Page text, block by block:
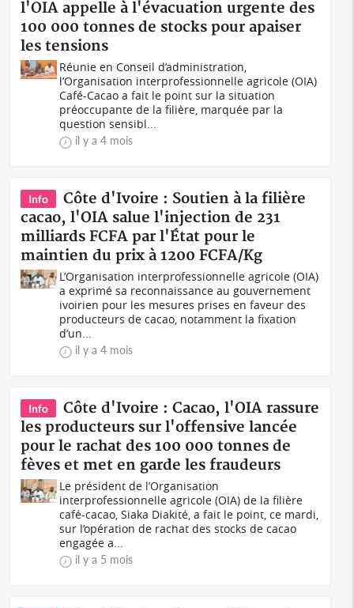
l'OIA appelle à l'évacuation urgente des
100 000 tonnes de stocks pour apaiser
les tensions
Réunie en Conseil d’administration,
l’Organisation interprofessionnelle agricole (OIA)
Café-Cacao a fait le point sur la situation
préoccupante de la filière, marquée par la
question sensibl...
il y a 4 mois
Info
Côte d'Ivoire : Soutien à la filière
cacao, l'OIA salue l'injection de 231
milliards FCFA par l'État pour le
maintien du prix à 1200 FCFA/Kg
L’Organisation interprofessionnelle agricole (OIA)
a exprimé sa reconnaissance au gouvernement
ivoirien pour les mesures prises en faveur des
producteurs de cacao, notamment la fixation
d’un...
il y a 4 mois
Info
Côte d'Ivoire : Cacao, l'OIA rassure
les producteurs sur l'offensive lancée
pour le rachat des 100 000 tonnes de
fèves et met en garde les fraudeurs
Le président de l’Organisation
interprofessionnelle agricole (OIA) de la filière
café-cacao, Siaka Diakité, a fait le point, ce mardi,
sur l’opération de rachat des stocks de cacao
engagée a...
il y a 5 mois